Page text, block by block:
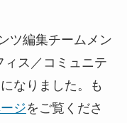
ツ編集チームメン
ス／コミュニテ
なりました。も
ジをご覧くださ